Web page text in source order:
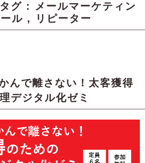
グ :
メールマーケティン
ル , リピーター
んで離さない！太客獲得
デジタル化ゼミ